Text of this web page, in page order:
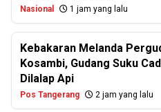
Nasional 1 jam yang lalu
Kebakaran Melanda
Kosambi, Gudang Suku
Dilalap Api
Pos Tangerang 2 jam yang lalu